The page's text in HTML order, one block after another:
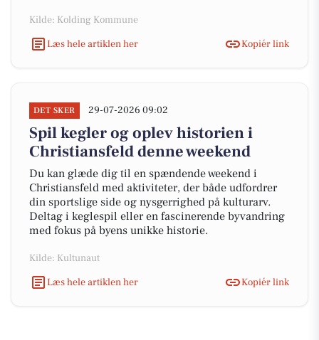
Kilde: Kolding Kommune
Læs hele artiklen her
Kopiér link
DET SKER 29-07-2026 09:02
Spil kegler og oplev historien i
Christiansfeld denne weekend
Du kan glæde dig til en spændende weekend i
Christiansfeld med aktiviteter, der både udfordrer
din sportslige side og nysgerrighed på kulturarv.
Deltag i keglespil eller en fascinerende byvandring
med fokus på byens unikke historie.
Kilde: Kultunaut
Læs hele artiklen her
Kopiér link